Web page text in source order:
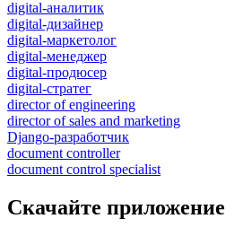
digital-аналитик
digital-дизайнер
digital-маркетолог
digital-менеджер
digital-продюсер
digital-стратег
director of engineering
director of sales and marketing
Django-разработчик
document controller
document control specialist
Скачайте приложение